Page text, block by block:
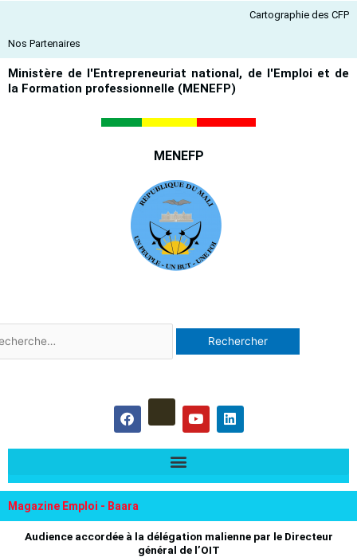
contenu
Cartographie des CFP
Nos Partenaires
Ministère de l'Entrepreneuriat national, de l'Emploi et de
la Formation professionnelle (MENEFP)
MENEFP
:
F
a
c
e
o
Y
o
u
t
e
L
i
n
k
i
Magazine Emploi - Baara
Audience accordée à la délégation malienne par le Directeur
général de l’OIT